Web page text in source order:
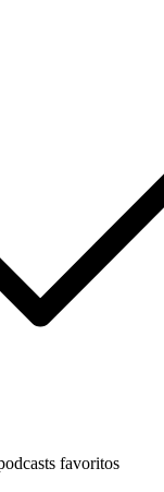
favoritos